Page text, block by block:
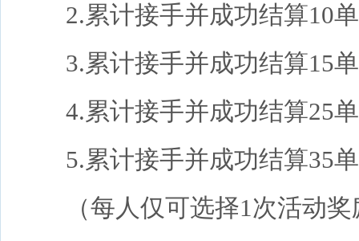
2.累计接手并成功结算10
3.累计接手并成功结算15
4.累计接手并成功结算25
5.累计接手并成功结算35
（每人仅可选择1次活动